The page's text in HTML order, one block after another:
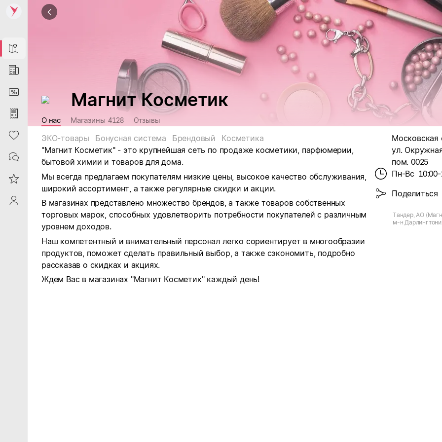
Map
News
DiscountCard
Purchases
Heart
Contacts
Reviews
ProfileSaby
Магнит Косметик
О нас Магазины 4128 Отзывы
ЭКО-товары Бонусная система Брендовый
Косметика
"Магнит Косметик" - это крупнейшая сеть по продаже косметики, парфюмерии,
бытовой химии и товаров для дома.
Мы всегда предлагаем покупателям низкие цены, высокое качество обслуживания,
широкий ассортимент, а также регулярные скидки и акции.
В магазинах представлено множество брендов, а также товаров собственных
торговых марок, способных удовлетворить потребности покупателей с различным
уровнем доходов.
Наш компетентный и внимательный персонал легко сориентирует в многообразии
продуктов, поможет сделать правильный выбор, а также сэкономить, подробно
рассказав о скидках и акциях.
Ждем Вас в магазинах "Магнит Косметик" каждый день!
Московская
ул.
пом. 0025
Пн-Вс
Поделиться
Тандер, АО
м-н